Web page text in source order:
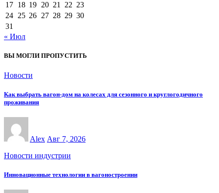
17 18 19 20 21 22 23
24 25 26 27 28 29 30
31
« Июл
ВЫ МОГЛИ ПРОПУСТИТЬ
Новости
Как выбрать вагон-дом на колесах для сезонного и круглогодичного
проживания
Alex Авг 7, 2026
Новости индустрии
Инновационные технологии в вагоностроении